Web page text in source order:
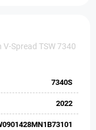
Spread TSW 7340
7340S
2022